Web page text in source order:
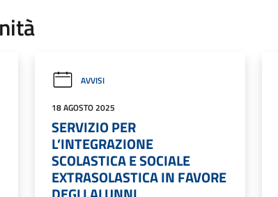
AVVISI
18 AGOSTO 2025
SERVIZIO PER
L’INTEGRAZIONE
SCOLASTICA E SOCIALE
EXTRASOLASTICA IN FAVORE